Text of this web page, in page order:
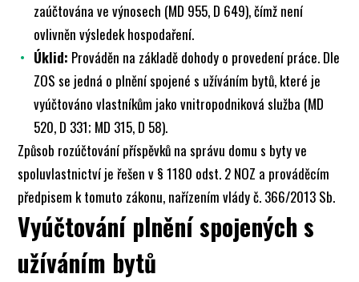
zaúčtována ve výnosech (MD 955, D 649), čímž není
ovlivněn výsledek hospodaření.
Úklid: Prováděn na základě dohody o provedení práce. Dle
ZOS se jedná o plnění spojené s užíváním bytů, které je
vyúčtováno vlastníkům jako vnitropodniková služba (MD
520, D 331; MD 315, D 58).
Způsob rozúčtování příspěvků na správu domu s byty ve
spoluvlastnictví je řešen v § 1180 odst. 2 NOZ a prováděcím
předpisem k tomuto zákonu, nařízením vlády č. 366/2013 Sb.
Vyúčtování plnění spojených s
užíváním bytů